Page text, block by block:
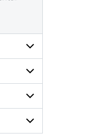
Undersidor
för
Radar
och
satellit
Undersidor
för
Väder
till
Undersidor
för